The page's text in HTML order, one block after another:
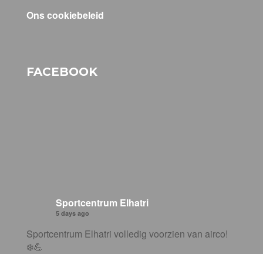
Ons cookiebeleid
FACEBOOK
Sportcentrum Elhatri
5 days ago
Sportcentrum Elhatri volledig voorzien van airco!
❄️💪